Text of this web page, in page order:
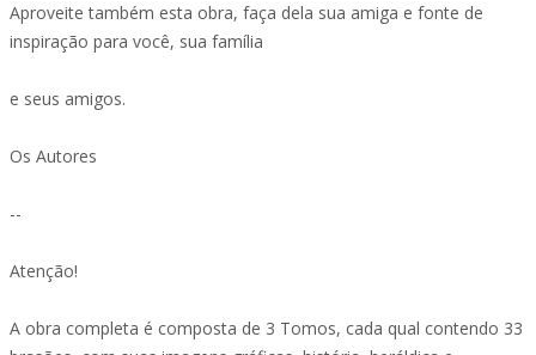
Aproveite também esta obra, faça dela sua amiga e fonte de
inspiração para você, sua família
e seus amigos.
Os Autores
--
Atenção!
A obra completa é composta de 3 Tomos, cada qual contendo 33